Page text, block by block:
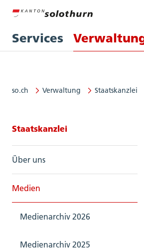
Services
so.ch Verwaltung Staatskanzlei
Seitennavigation:
Staatskanzlei
Über uns
Medien
Medienarchiv 2026
Medienarchiv 2025